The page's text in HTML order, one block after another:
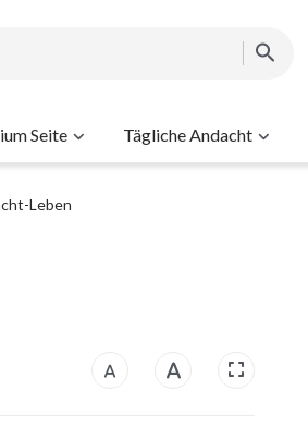
Seite Tägliche Andacht
Leben